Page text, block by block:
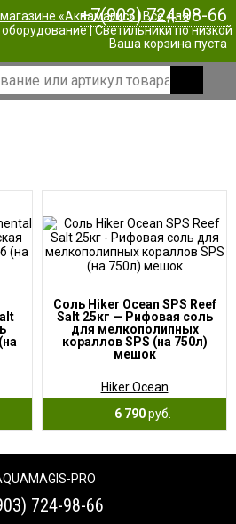
+7(903) 724-98-66
Ваша корзина пуста
Соль Hiker Ocean SPS Reef
Salt 25кг — Рифовая соль
для мелкополипных
кораллов SPS (на 750л)
мешок
Hiker Ocean
6 790руб.
724-98-66